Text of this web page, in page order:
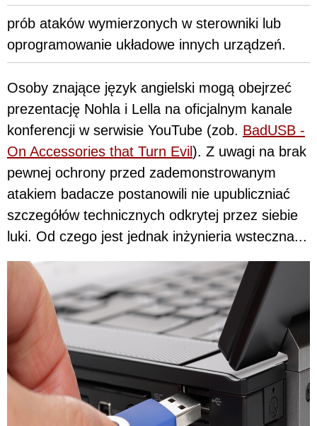
prób ataków wymierzonych w sterow­niki lub
oprogramowanie układowe innych urządzeń.
Osoby znające język angielski mogą obejrzeć
prezentację Nohla i Lella na oficjalnym kanale
konferencji w serwisie YouTube (zob. BadUSB -
On Accessories that Turn Evil). Z uwagi na brak
pewnej ochrony przed zademonstrowanym
atakiem badacze postanowili nie upubliczniać
szczegółów technicznych odkrytej przez siebie
luki. Od czego jest jednak inżynieria wsteczna...